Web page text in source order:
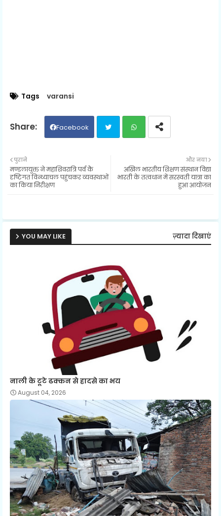
Tags varansi
Facebook
ter ats
और नया
अखिल भारतीय शिक्षण संस्थान विद्या
भारती के तत्वधान में सरस्वती यात्रा का
हुआ आयोजन
पुराने
मण्डलायुक्त ने महाशिवरात्रि पर्व केे
दृष्टिगत विन्ध्याचल पहुंचकर व्यवस्थाओं
का किया निरीक्षण
YOU MAY LIKE ज़्यादा दिखाएं
नाली के टूटे ढक्कन से हादसे का भय
August 04, 2026